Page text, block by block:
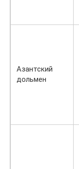
Азантский
дольмен